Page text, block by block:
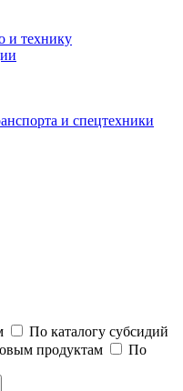
и технику
и спецтехники
По каталогу субсидий
продуктам
По